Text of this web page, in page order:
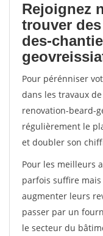
Rejoignez
trouver
des-
Pour pérénniser
dans les travaux
renovation-beard-
régulièrement le
et doubler son
Pour les meilleurs
parfois suffire
augmenter leurs
passer par un
le secteur du